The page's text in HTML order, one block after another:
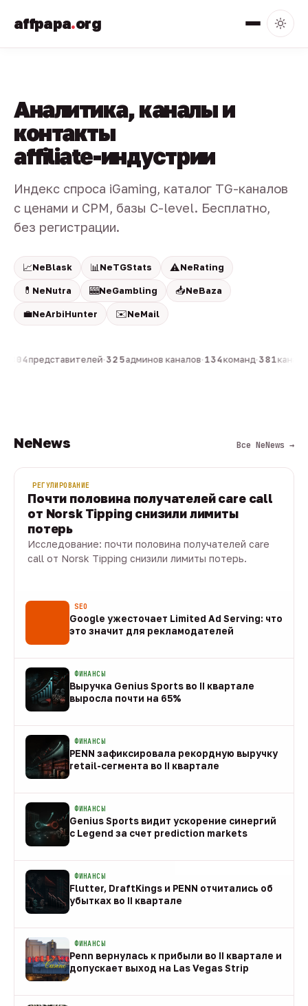
affpapa.org
Аналитика, каналы и
контакты
affiliate-индустрии
Индекс спроса iGaming, каталог TG-каналов
с ценами и CPM, базы C-level. Бесплатно,
без регистрации.
📈NeBlask 📊 NeTGStats ⚠️NeRating
💊 NeNutra 🎰NeGambling 📥NeBaza
💼NeArbiHunter ✉️NeMail
804представителей·325админов каналов·134команд·381
NeNews Все NeNews →
РЕГУЛИРОВАНИЕ
Почти половина получателей care call
от Norsk Tipping снизили лимиты
потерь
Исследование: почти половина получателей care
call от Norsk Tipping снизили лимиты потерь.
SEO
Google ужесточает Limited Ad Serving: что
это значит для рекламодателей
ФИНАНСЫ
Выручка Genius Sports во II квартале
выросла почти на 65%
ФИНАНСЫ
PENN зафиксировала рекордную выручку
retail-сегмента во II квартале
ФИНАНСЫ
Genius Sports видит ускорение синергий
с Legend за счет prediction markets
ФИНАНСЫ
Flutter, DraftKings и PENN отчитались об
убытках во II квартале
ФИНАНСЫ
Penn вернулась к прибыли во II квартале и
допускает выход на Las Vegas Strip